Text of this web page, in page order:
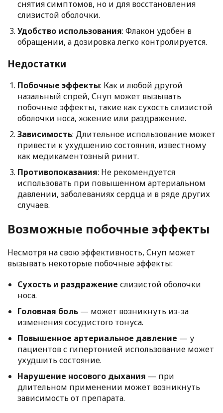
снятия симптомов, но и для восстановления
слизистой оболочки.
Удобство использования: Флакон удобен в
обращении, а дозировка легко контролируется.
Недостатки
Побочные эффекты: Как и любой другой
назальный спрей, Снуп может вызывать
побочные эффекты, такие как сухость слизистой
оболочки носа, жжение или раздражение.
Зависимость: Длительное использование может
привести к ухудшению состояния, известному
как медикаментозный ринит.
Противопоказания: Не рекомендуется
использовать при повышенном артериальном
давлении, заболеваниях сердца и в ряде других
случаев.
Возможные побочные эффекты
Несмотря на свою эффективность, Снуп может
вызывать некоторые побочные эффекты:
Сухость и раздражение слизистой оболочки
носа.
Головная боль — может возникнуть из-за
изменения сосудистого тонуса.
Повышенное артериальное давление — у
пациентов с гипертонией использование может
ухудшить состояние.
Нарушение носового дыхания — при
длительном применении может возникнуть
зависимость от препарата.